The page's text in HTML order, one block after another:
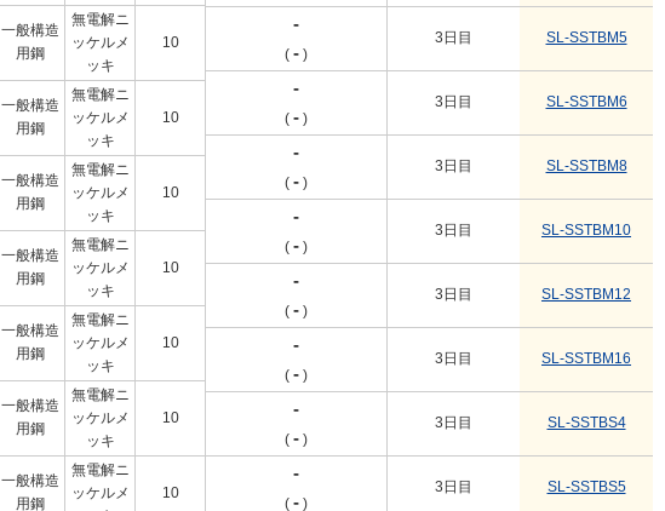
一般構造
用鋼
無電解ニ
ッケルメ
ッキ
10
一般構造
用鋼
無電解ニ
ッケルメ
ッキ
10
一般構造
用鋼
無電解ニ
ッケルメ
ッキ
10
一般構造
用鋼
無電解ニ
ッケルメ
ッキ
10 1個
一般構造
用鋼
無電解ニ
ッケルメ
ッキ
10
一般構造
用鋼
無電解ニ
ッケルメ
ッキ
10
一般構造
用鋼
無電解ニ
ッケルメ
10
-
( - )
3日目 SL-SSTBM5
-
( - )
3日目 SL-SSTBM6
-
( - )
3日目 SL-SSTBM8
-
( - )
3日目 SL-SSTBM10
-
( - )
3日目 SL-SSTBM12
-
( - )
3日目 SL-SSTBM16
-
( - )
3日目 SL-SSTBS4
-
( - )
3日目 SL-SSTBS5